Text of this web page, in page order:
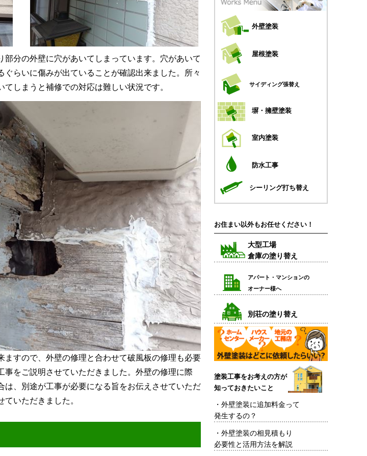
分の外壁に穴があいてしまっています。穴があいて
らいに傷みが出ていることが確認出来ました。所々
しまうと補修での対応は難しい状況です。
ますので、外壁の修理と合わせて破風板の修理も必要
事をご説明させていただきました。外壁の修理に際
は、別途が工事が必要になる旨をお伝えさせていただ
いただきました。
外壁塗装
屋根塗装
サイディング張替え
塀・擁壁塗装
室内塗装
防水工事
シーリング打ち替え
お住まい以外もお任せください！
大型工場
倉庫の塗り替え
アパート・マンションの
オーナー様へ
別荘の塗り替え
塗装工事をお考えの方が
知っておきたいこと
・ 外壁塗装に追加料金って
発生するの？
・ 外壁塗装の相見積もり
必要性と活用方法を解説